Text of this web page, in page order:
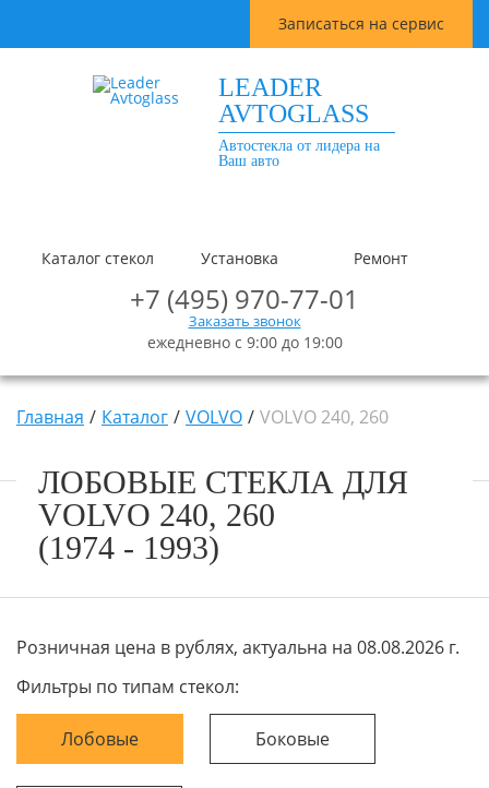
Записаться на сервис
LEADER
AVTOGLASS
Автостекла от лидера на
Ваш авто
Каталог стекол Установка Ремонт
+7 (495) 970-77-01
Заказать звонок
ежедневно с 9:00 до 19:00
Главная Каталог VOLVO VOLVO 240, 260
ЛОБОВЫЕ СТЕКЛА ДЛЯ
VOLVO 240, 260
(1974 - 1993)
Розничная цена в рублях, актуальна на 08.08.2026 г.
Фильтры по типам стекол:
Лобовые Боковые